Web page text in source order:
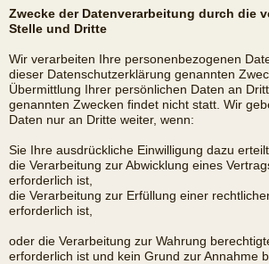
Zwecke der Datenverarbeitung durch die
Stelle und Dritte
Wir verarbeiten Ihre personenbezogenen
dieser Datenschutzerklärung genannten
Übermittlung Ihrer persönlichen Daten an
genannten Zwecken findet nicht statt. Wir
Daten nur an Dritte weiter, wenn:
Sie Ihre ausdrückliche Einwilligung dazu
die Verarbeitung zur Abwicklung eines
erforderlich ist,
die Verarbeitung zur Erfüllung einer
erforderlich ist,
oder die Verarbeitung zur Wahrung
erforderlich ist und kein Grund zur Annahme